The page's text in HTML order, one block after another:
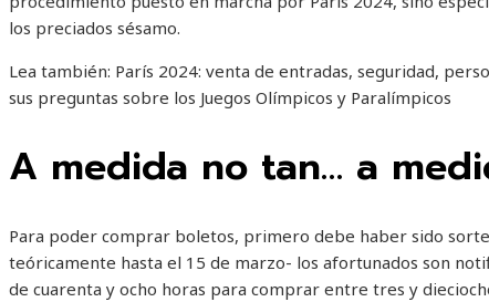
los preciados sésamo.
Lea también: París 2024: venta de entradas, seguridad,
sus preguntas sobre los Juegos Olímpicos y Paralímpicos
A medida no tan… a
Para poder comprar boletos, primero debe haber sido
teóricamente hasta el 15 de marzo- los afortunados son
de cuarenta y ocho horas para comprar entre tres y